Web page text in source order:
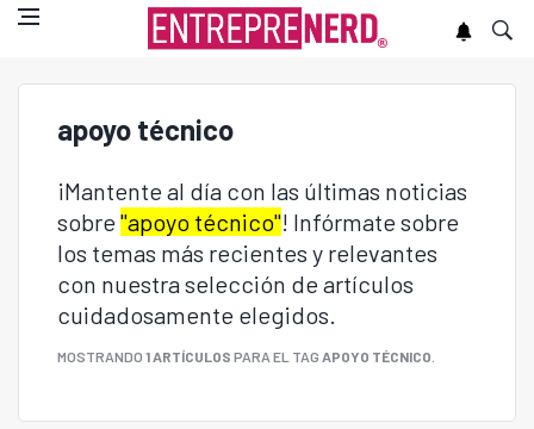
apoyo técnico
¡Mantente al día con las últimas noticias
sobre "apoyo técnico"! Infórmate sobre
los temas más recientes y relevantes
con nuestra selección de artículos
cuidadosamente elegidos.
MOSTRANDO 1 ARTÍCULOS PARA EL TAG APOYO TÉCNICO